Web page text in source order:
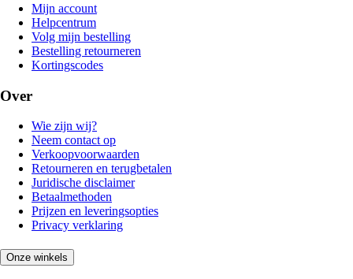
Mijn account
Helpcentrum
Volg mijn bestelling
Bestelling retourneren
Kortingscodes
Over
Wie zijn wij?
Neem contact op
Verkoopvoorwaarden
Retourneren en terugbetalen
Juridische disclaimer
Betaalmethoden
Prijzen en leveringsopties
Privacy verklaring
Onze winkels